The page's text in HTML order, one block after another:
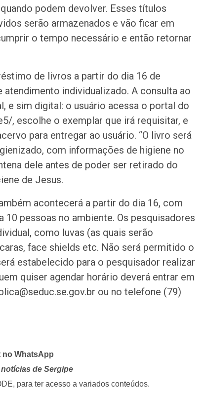
podem devolver. Esses títulos
serão armazenados e vão ficar em
o tempo necessário e então retornar
de livros a partir do dia 16 de
individualizado. A consulta ao
e sim digital: o usuário acessa o portal do
, escolhe o exemplar que irá requisitar, e
para entregar ao usuário. “O livro será
com informações de higiene no
dele antes de poder ser retirado do
de Jesus.
acontecerá a partir do dia 16, com
pessoas no ambiente. Os pesquisadores
como luvas (as quais serão
face shields etc. Não será permitido o
estabelecido para o pesquisador realizar
quiser agendar horário deverá entrar em
ou no telefone (79)
no WhatsApp
de Sergipe
para ter acesso a variados conteúdos.